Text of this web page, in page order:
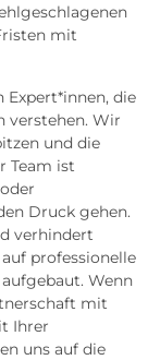
mit
die
verstehen. Wir
und die
Team ist
Druck gehen.
verhindert
professionelle
Wenn
mit
Ihrer
uns auf die